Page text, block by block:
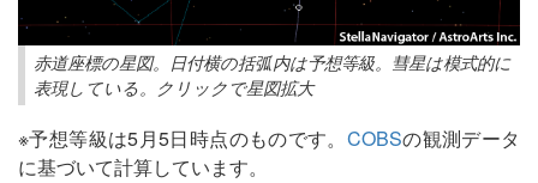
赤道座標の星図。日付横の括弧内は予想等級。彗星は模式的に
表現している。クリックで星図拡大
※予想等級は5月5日時点のものです。 COBSの観測データ
に基づいて計算しています。